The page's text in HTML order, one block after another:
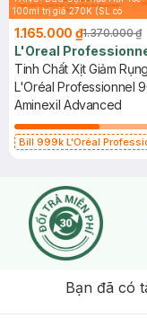
100ml trị giá 270K (SL có
1.165.000 ₫1.370.000 ₫
L'Oreal
Tinh Chất Xịt Giảm
L'Oréal Professionnel
Aminexil Advanced
Bill 999k L'Oréal
Bạn đã có